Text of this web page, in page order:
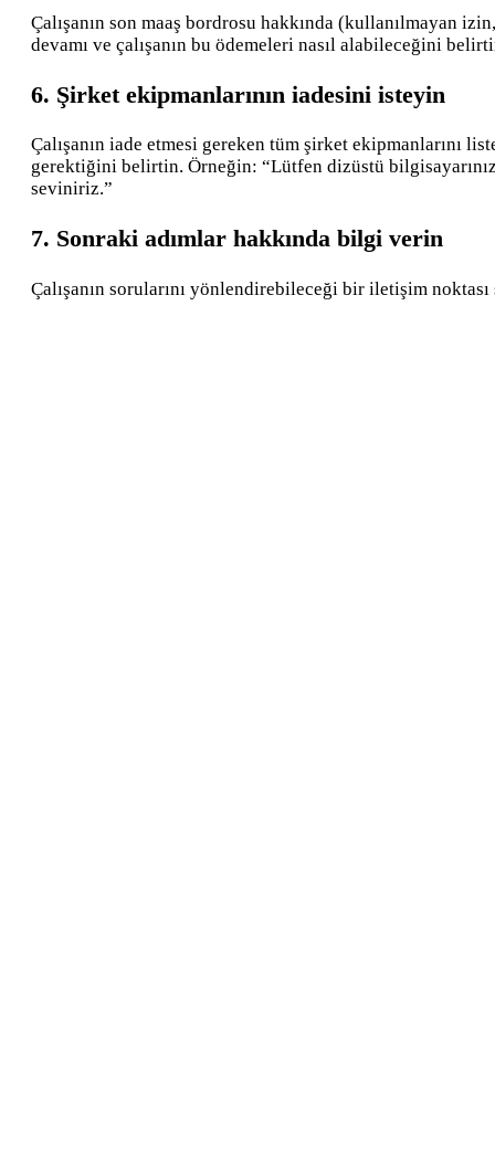
Çalışanın son maaş bordrosu hakkında (kullanılmayan
devamı ve çalışanın bu ödemeleri nasıl alabileceğini
6. Şirket ekipmanlarının iadesini isteyin
Çalışanın iade etmesi gereken tüm şirket ekipmanlarını
gerektiğini belirtin. Örneğin: “Lütfen dizüstü
seviniriz.”
7. Sonraki adımlar hakkında bilgi verin
Çalışanın sorularını yönlendirebileceği bir iletişim